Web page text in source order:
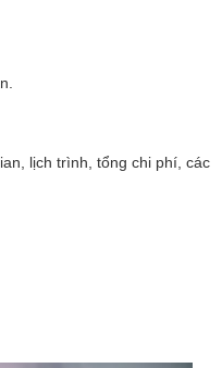
lịch trình, tổng chi phí, các